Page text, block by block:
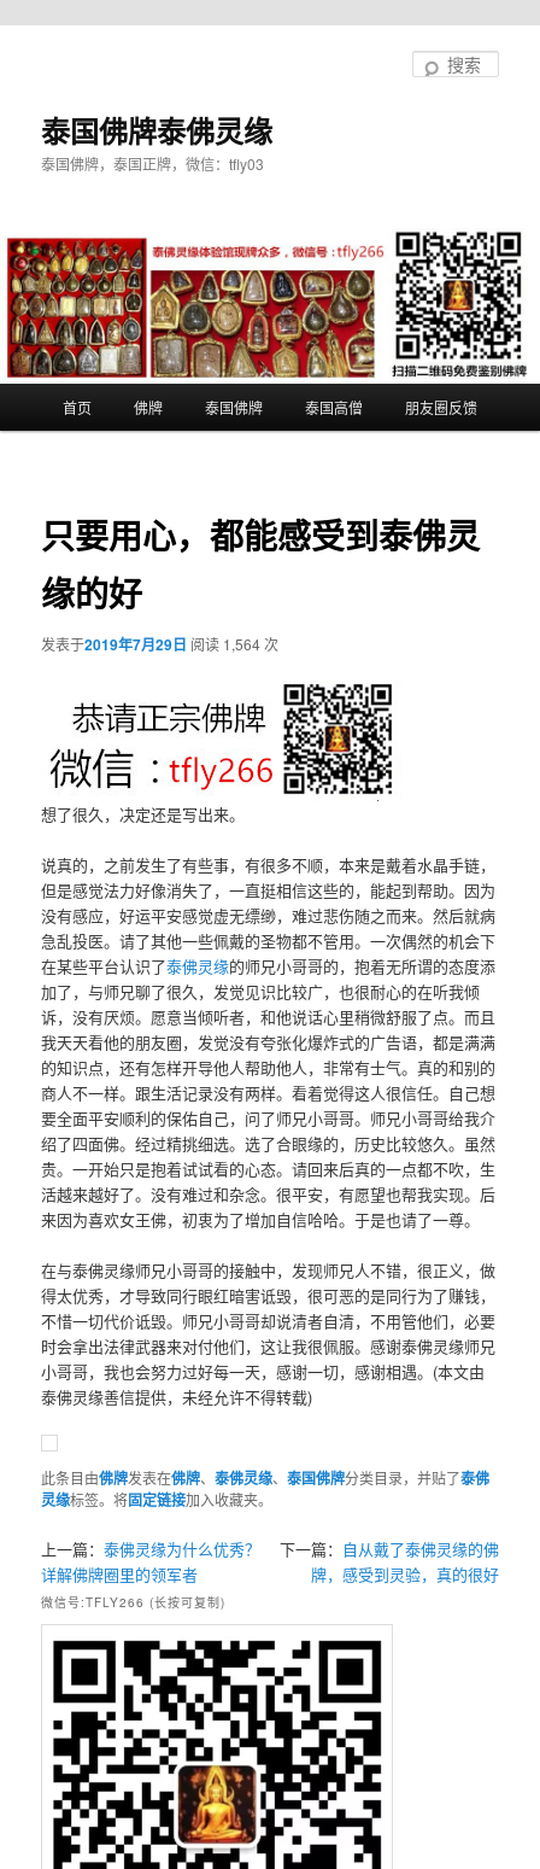
泰国佛牌泰佛灵缘
泰国佛牌，泰国正牌，微信：tfly03
首页 佛牌 泰国佛牌 泰国高僧 朋友圈反馈
只要用心，都能感受到泰佛灵
缘的好
发表于2019年7月29日 阅读 1,564 次
想了很久，决定还是写出来。
说真的，之前发生了有些事，有很多不顺，本来是戴着水晶手链，
但是感觉法力好像消失了，一直挺相信这些的，能起到帮助。因为
没有感应，好运平安感觉虚无缥缈，难过悲伤随之而来。然后就病
急乱投医。请了其他一些佩戴的圣物都不管用。一次偶然的机会下
在某些平台认识了泰佛灵缘的师兄小哥哥的，抱着无所谓的态度添
加了，与师兄聊了很久，发觉见识比较广，也很耐心的在听我倾
诉，没有厌烦。愿意当倾听者，和他说话心里稍微舒服了点。而且
我天天看他的朋友圈，发觉没有夸张化爆炸式的广告语，都是满满
的知识点，还有怎样开导他人帮助他人，非常有士气。真的和别的
商人不一样。跟生活记录没有两样。看着觉得这人很信任。自己想
要全面平安顺利的保佑自己，问了师兄小哥哥。师兄小哥哥给我介
绍了四面佛。经过精挑细选。选了合眼缘的，历史比较悠久。虽然
贵。一开始只是抱着试试看的心态。请回来后真的一点都不吹，生
活越来越好了。没有难过和杂念。很平安，有愿望也帮我实现。后
来因为喜欢女王佛，初衷为了增加自信哈哈。于是也请了一尊。
在与泰佛灵缘师兄小哥哥的接触中，发现师兄人不错，很正义，做
得太优秀，才导致同行眼红暗害诋毁，很可恶的是同行为了赚钱，
不惜一切代价诋毁。师兄小哥哥却说清者自清，不用管他们，必要
时会拿出法律武器来对付他们，这让我很佩服。感谢泰佛灵缘师兄
小哥哥，我也会努力过好每一天，感谢一切，感谢相遇。(本文由
泰佛灵缘善信提供，未经允许不得转载)
此条目由佛牌发表在佛牌、泰佛灵缘、泰国佛牌分类目录，并贴了泰佛
灵缘标签。将固定链接加入收藏夹。
上一篇：泰佛灵缘为什么优秀？
详解佛牌圈里的领军者
下一篇： 自从戴了泰佛灵缘的佛
牌，感受到灵验，真的很好
微信号:TFLY266 (长按可复制)